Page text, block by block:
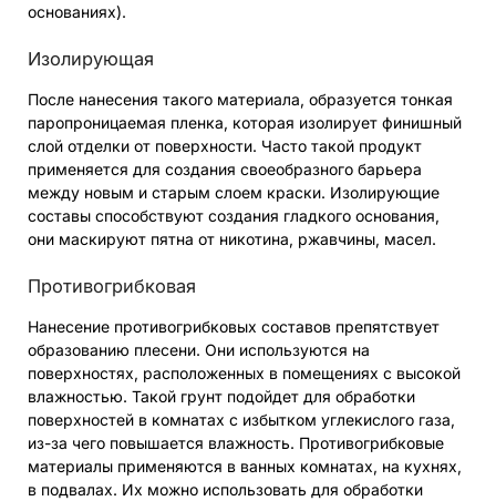
основаниях).
Изолирующая
После нанесения такого материала, образуется тонкая
паропроницаемая пленка, которая изолирует финишный
слой отделки от поверхности. Часто такой продукт
применяется для создания своеобразного барьера
между новым и старым слоем краски. Изолирующие
составы способствуют создания гладкого основания,
они маскируют пятна от никотина, ржавчины, масел.
Противогрибковая
Нанесение противогрибковых составов препятствует
образованию плесени. Они используются на
поверхностях, расположенных в помещениях с высокой
влажностью. Такой грунт подойдет для обработки
поверхностей в комнатах с избытком углекислого газа,
из-за чего повышается влажность. Противогрибковые
материалы применяются в ванных комнатах, на кухнях,
в подвалах. Их можно использовать для обработки